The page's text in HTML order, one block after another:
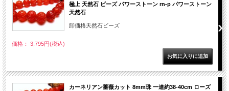
極上 天然石 ビーズ パワーストーン rn-p パワーストーン
天然石
卸価格天然石ビーズ
価格： 3,795円(税込)
カーネリアン薔薇カット 8mm珠 一連約38-40cm ローズ